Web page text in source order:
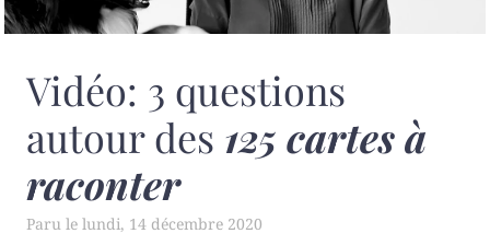
Vidéo: 3 questions
autour des 125 cartes à
raconter
lundi, 14 décembre 2020